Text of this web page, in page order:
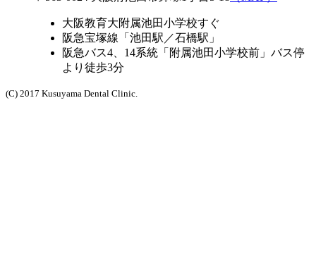
大阪教育大附属池田小学校すぐ
阪急宝塚線「池田駅／石橋駅」
阪急バス4、14系統「附属池田小学校前」バス停
より徒歩3分
(C) 2017 Kusuyama Dental Clinic.